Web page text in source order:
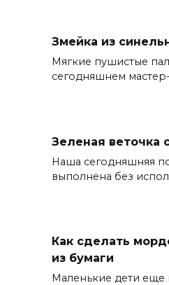
Змейка из
Мягкие пушистые
сегодняшнем
Зеленая веточка
Наша сегодняшняя
выполнена без
Как сделать
из бумаги
Маленькие дети еще